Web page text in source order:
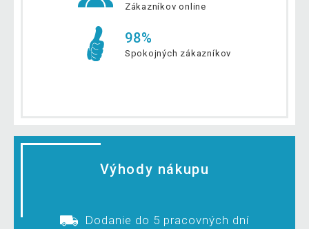
Zákazníkov online
98%
Spokojných zákazníkov
Výhody nákupu
Dodanie do 5 pracovných dní